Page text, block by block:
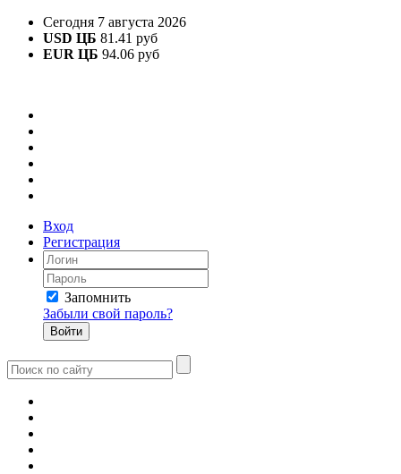
Сегодня 7 августа 2026
USD ЦБ 81.41 руб
EUR ЦБ 94.06 руб
Вход
Регистрация
Запомнить
Забыли свой пароль?